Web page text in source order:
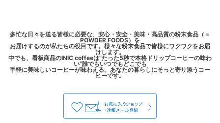
多忙な日々を送る皆様に必要な、安心・安全・美味・高品質の粉末食品（＝
POWDER FOODS）を
お届けするのが私たちの役目です。様々な粉末食品で皆様にワクワクをお届
けします。
中でも、看板商品のINIC coffeeは“たった5秒で本格ドリップコーヒーの味わ
い”誰でもいつでもどこでも
手軽に美味しいコーヒーが味わえる。あなたの暮らしにそっと寄り添うコー